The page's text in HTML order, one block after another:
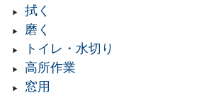
拭く
磨く
トイレ・水切り
高所作業
窓用